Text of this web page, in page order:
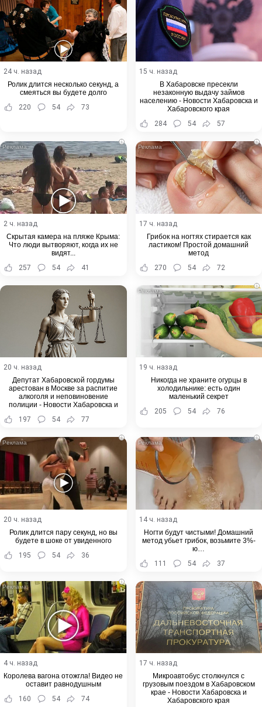
24 ч. назад
Ролик длится несколько секунд, а
смеяться вы будете долго
220
54 73
15 ч. назад
В Хабаровске пресекли
незаконную выдачу займов
населению - Новости Хабаровска и
Хабаровского края
284
54 57
i
2 ч. назад
Скрытая камера на пляже Крыма:
Что люди вытворяют, когда их не
видят...
257
54 41
i
17 ч. назад
Грибок на ногтях стирается как
ластиком! Простой домашний
метод
270
54 72
20 ч. назад
Депутат Хабаровской гордумы
арестован в Москве за распитие
алкоголя и неповиновение
полиции - Новости Хабаровска и
197 54 77
i
19 ч. назад
Никогда не храните огурцы в
холодильнике: есть один
маленький секрет
205
54 76
i
20 ч. назад
Ролик длится пару секунд, но вы
будете в шоке от увиденного
195
54 36
i
14 ч. назад
Ногти будут чистыми! Домашний
метод убьет грибок, возьмите 3%-
ю…
111
54 37
i
4 ч. назад
Королева вагона отожгла! Видео не
оставит равнодушным
160
54 74
17 ч. назад
Микроавтобус столкнулся с
грузовым поездом в Хабаровском
крае - Новости Хабаровска и
Хабаровского края